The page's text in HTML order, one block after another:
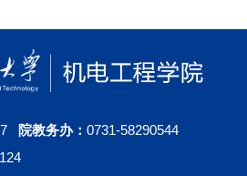
院教务办： 0731-58290544